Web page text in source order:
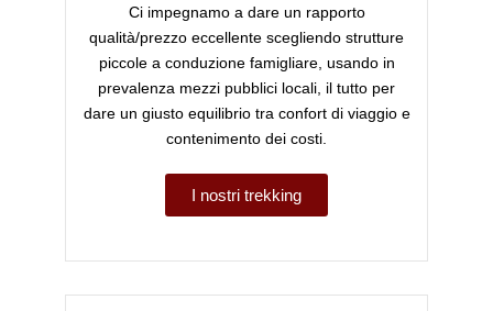
Ci impegnamo a dare un rapporto
qualità/prezzo eccellente scegliendo strutture
piccole a conduzione famigliare, usando in
prevalenza mezzi pubblici locali, il tutto per
dare un giusto equilibrio tra confort di viaggio e
contenimento dei costi.
I nostri trekking